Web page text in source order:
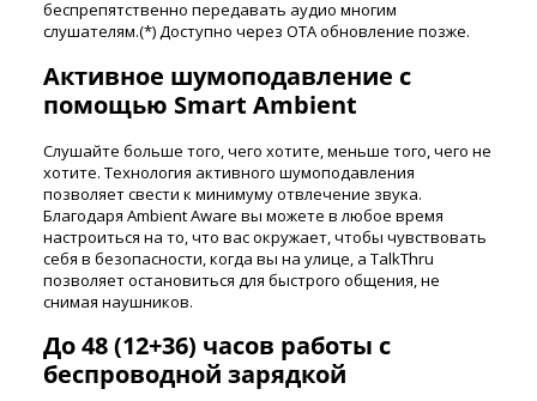
беспрепятственно передавать аудио многим
слушателям.(*) Доступно через OTA обновление позже.
Активное шумоподавление с
помощью Smart Ambient
Слушайте больше того, чего хотите, меньше того, чего не
хотите. Технология активного шумоподавления
позволяет свести к минимуму отвлечение звука.
Благодаря Ambient Aware вы можете в любое время
настроиться на то, что вас окружает, чтобы чувствовать
себя в безопасности, когда вы на улице, а TalkThru
позволяет остановиться для быстрого общения, не
снимая наушников.
До 48 (12+36) часов работы с
беспроводной зарядкой